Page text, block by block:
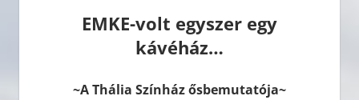
EMKE-volt egyszer egy
kávéház…
~A Thália Színház ősbemutatója~